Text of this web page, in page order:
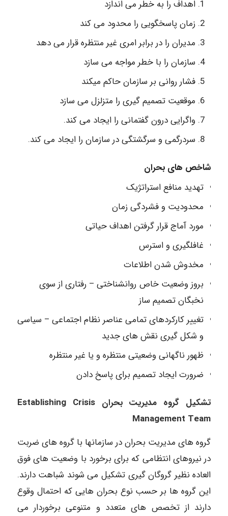
اهداف را به خطر می اندازد
زمان پاسخگویی را محدود می کند
مدیران را در برابر امری غیر منتظره قرار می دهد
سازمان را با خطر مواجه می سازد
فشار روانی بر سازمان حاکم میکند
موقعیت تصمیم گیری را متزلزل می سازد
واگرایی درون گفتمانی را ایجاد می کند.
سردرگمی و سرگشتگی در سازمان را ایجاد می کند.
شاخص های بحران
تهدید منافع استراتژیک
محدودیت و فشردگی زمان
مورد آماج قرار گرفتن اهداف حیاتی
غافلگیری و استرس
مخدوش شدن اطلاعات
بروز وضعیت خاص روانشناختی – رفتاری از سوی
نخبگان تصمیم ساز
تغییر کارکردهای تمامی عناصر نظام اجتماعی – سیاسی
و شکل گیری نقش های جدید
ظهور ناگهانی وضعیتی منتظره و یا غیر منتظره
ضرورت ایجاد تصمیم برای پاسخ دادن
تشکیل گروه مدیریت بحران Establishing Crisis
Management Team
گروه های مدیریت بحران در سازمانها با گروه های ضربت
در نیروهای انتظامی که برای برخورد با وضعیت های فوق
العاده نظیر گروگان گیری تشکیل می شوند شباهت دارند.
این گروه ها بر حسب نوع بحران هایی که احتمال وقوع
دارند از تخصص های متعدد و متنوعی برخوردار می